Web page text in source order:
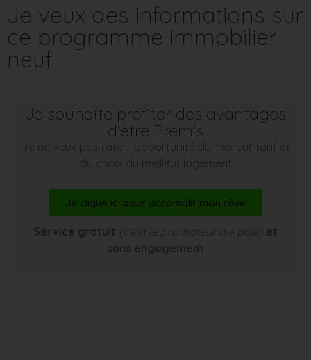
Je veux des informations sur
ce programme immobilier
neuf
Je souhaite profiter des avantages
d'être Prem's
Je ne veux pas rater l’opportunité du meilleur tarif et
du choix du meilleur logement
Je clique ici pour accomplir mon rêve
Service gratuit (c’est le promoteur qui paie) et
sans engagement